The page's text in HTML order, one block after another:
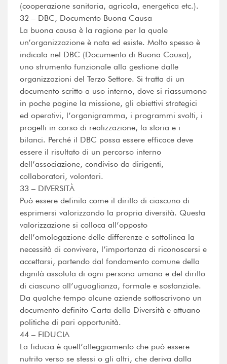
(cooperazione sanitaria, agricola, energetica etc.).
32 – DBC, Documento Buona Causa
La buona causa è la ragione per la quale
un’organizzazione è nata ed esiste. Molto spesso è
indicata nel DBC (Documento di Buona Causa),
uno strumento funzionale alla gestione dalle
organizzazioni del Terzo Settore. Si tratta di un
documento scritto a uso interno, dove si riassumono
in poche pagine la missione, gli obiettivi strategici
ed operativi, l’organigramma, i programmi svolti, i
progetti in corso di realizzazione, la storia e i
bilanci. Perché il DBC possa essere efficace deve
essere il risultato di un percorso interno
dell’associazione, condiviso da dirigenti,
collaboratori, volontari.
33 – DIVERSITÀ
Può essere definita come il diritto di ciascuno di
esprimersi valorizzando la propria diversità. Questa
valorizzazione si colloca all’opposto
dell’omologazione delle differenze e sottolinea la
necessità di convivere, l’importanza di riconoscersi e
accettarsi, partendo dal fondamento comune della
dignità assoluta di ogni persona umana e del diritto
di ciascuno all’uguaglianza, formale e sostanziale.
Da qualche tempo alcune aziende sottoscrivono un
documento definito Carta della Diversità e attuano
politiche di pari opportunità.
44 – FIDUCIA
La fiducia è quell’atteggiamento che può essere
nutrito verso se stessi o gli altri, che deriva dalla